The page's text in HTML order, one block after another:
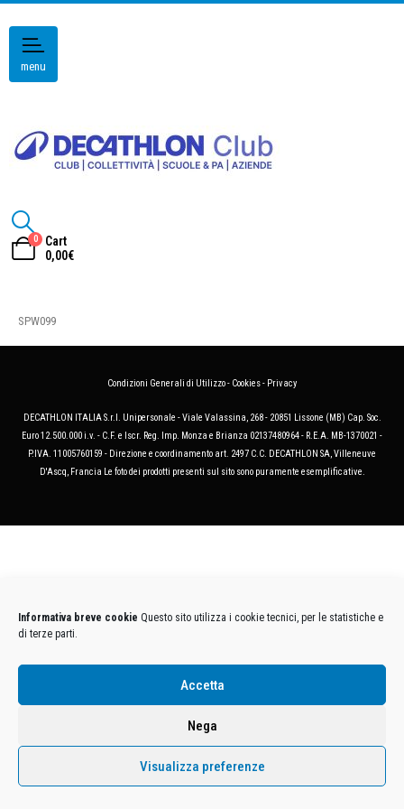
Informativa breve cookie Questo sito utilizza i cookie tecnici, per le statistiche e
di terze parti.
Accetta
Nega
Visualizza preferenze
menu
0
Cart
0,00€
SPW099
Condizioni Generali di Utilizzo- Cookies- Privacy
DECATHLON ITALIA S.r.l. Unipersonale - Viale Valassina, 268 - 20851 Lissone (MB) Cap. Soc.
Euro 12.500.000 i.v. - C.F. e Iscr. Reg. Imp. Monza e Brianza 02137480964 - R.E.A. MB-1370021 -
P.IVA. 11005760159 - Direzione e coordinamento art. 2497 C.C. DECATHLON SA, Villeneuve
D'Ascq, Francia Le foto dei prodotti presenti sul sito sono puramente esemplificative.